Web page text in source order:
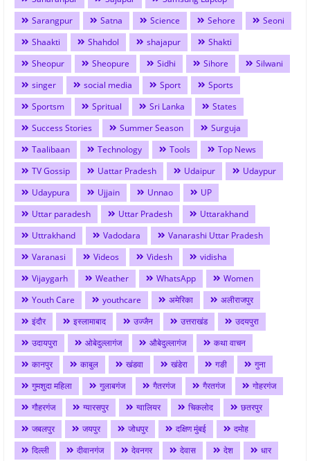
Sarangpur
Satna Science Sehore
Seoni
Shaakti
Shahdol shajapur
Shakti
Sheopur
Sheopure Sidhi Sihore
Silwani
singer
social media Sport
Sports
Sportsm
Spritual Sri Lanka
States
Success Stories
Summer Season
Surguja
Taalibaan
Technology Tools
Top News
TV Gossip
Uattar Pradesh Udaipur
Udaypur
Udaypura
Ujjain Unnao
UP
Uttar paradesh
Uttar Pradesh
Uttarakhand
Uttrakhand
Vadodara
Vanarashi Uttar Pradesh
Varanasi
Videos Videsh
vidisha
Vijaygarh
Weather WhatsApp
Women
Youth Care
youthcare अमेरिका
अलीराजपुर
इंदौर
इस्लामाबाद उज्जैन उत्तराखंड
उदयपुरा
उदायपुरा
ओबेदुल्लागंज औबेदुल्लागंज
कथा वाचन
कानपुर
काबुल खंडवा खंडेरा गङी
गुना
गुमशुदा महिला
गुलाबगंज गैतरगंज गैरतगंज
गोहरगंज
गौहरगंज
ग्यारसपुर ग्वालियर चिकलोद
छतरपुर
जबलपुर
जयपुर जोधपुर दक्षिण मुंबई
दमोह
दिल्ली
दीवानगंज देवनगर देवास देश
धार